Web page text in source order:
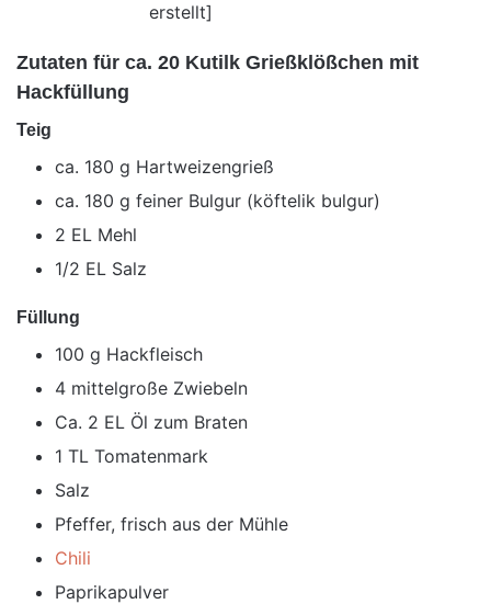
erstellt]
Zutaten für ca. 20 Kutilk Grießklößchen mit
Hackfüllung
Teig
ca. 180 g Hartweizengrieß
ca. 180 g feiner Bulgur (köftelik bulgur)
2 EL Mehl
1/2 EL Salz
Füllung
100 g Hackfleisch
4 mittelgroße Zwiebeln
Ca. 2 EL Öl zum Braten
1 TL Tomatenmark
Salz
Pfeffer, frisch aus der Mühle
Chili
Paprikapulver